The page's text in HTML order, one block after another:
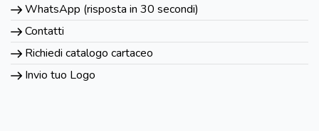
WhatsApp (risposta in 30 secondi)
Contatti
Richiedi catalogo cartaceo
Invio tuo Logo